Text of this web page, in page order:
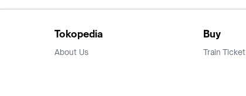
Tokopedia
About Us
Buy
Train Ticket